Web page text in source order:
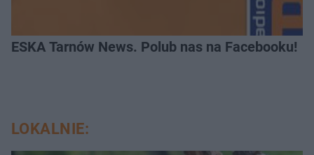
ESKA Tarnów News. Polub nas na Facebooku!
LOKALNIE: